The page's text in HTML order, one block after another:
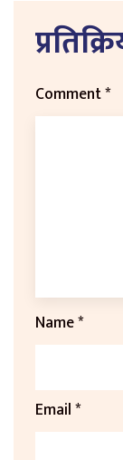
Comment*
Name*
Email*